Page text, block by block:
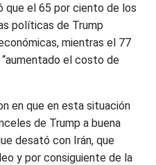
que el 65 por ciento de los
políticas de Trump
mientras el 77
el costo de
en que en esta situación
de Trump a buena
desató con Irán, que
y por consiguiente de la